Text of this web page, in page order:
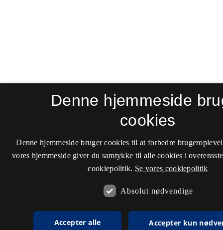
Denne hjemmeside
cookies
Denne hjemmeside bruger cookies til at forbedre
vores hjemmeside giver du samtykke til alle cookies i
cookiepolitik. Se vores cookiepolitik
Absolut nødvendige
Accepter alle Accepter kun